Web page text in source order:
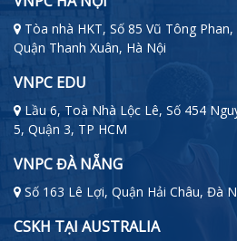
Tòa nhà HKT, Số 85 Vũ Tông
Quận Thanh Xuân, Hà Nội
VNPC EDU
Lầu 6, Toà Nhà Lộc Lê, Số 454
5, Quận 3, TP HCM
VNPC ĐÀ NẴNG
Số 163 Lê Lợi, Quận Hải Châu, Đà
CSKH TẠI AUSTRALIA